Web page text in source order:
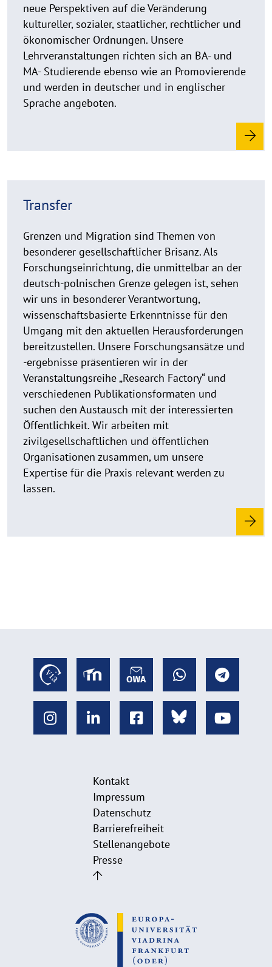
neue Perspektiven auf die Veränderung
kultureller, sozialer, staatlicher, rechtlicher und
ökonomischer Ordnungen. Unsere
Lehrveranstaltungen richten sich an BA- und
MA- Studierende ebenso wie an Promovierende
und werden in deutscher und in englischer
Sprache angeboten.
Transfer
Grenzen und Migration sind Themen von
besonderer gesellschaftlicher Brisanz. Als
Forschungseinrichtung, die unmittelbar an der
deutsch-polnischen Grenze gelegen ist, sehen
wir uns in besonderer Verantwortung,
wissenschaftsbasierte Erkenntnisse für den
Umgang mit den aktuellen Herausforderungen
bereitzustellen. Unsere Forschungsansätze und
-ergebnisse präsentieren wir in der
Veranstaltungsreihe „Research Factory“ und
verschiedenen Publikationsformaten und
suchen den Austausch mit der interessierten
Öffentlichkeit. Wir arbeiten mit
zivilgesellschaftlichen und öffentlichen
Organisationen zusammen, um unsere
Expertise für die Praxis relevant werden zu
lassen.
Kontakt
Impressum
Datenschutz
Barrierefreiheit
Stellenangebote
Presse